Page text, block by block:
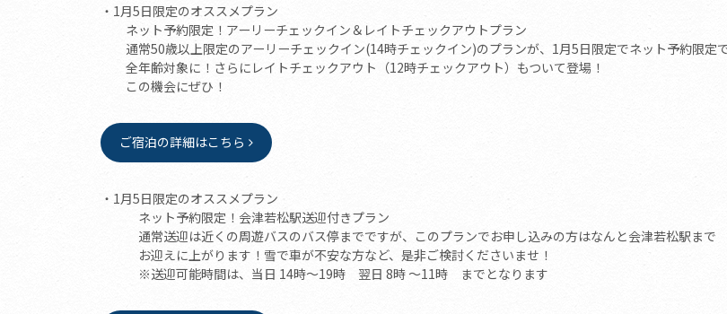
・1月5日限定のオススメプラン
ネット予約限定！アーリーチェックイン＆レイトチェックアウトプラン
通常50歳以上限定のアーリーチェックイン(14時チェックイン)のプランが、1月5日限定でネット予約限定
全年齢対象に！さらにレイトチェックアウト（12時チェックアウト）もついて登場！
この機会にぜひ！
ご宿泊の詳細はこちら
・1月5日限定のオススメプラン
ネット予約限定！会津若松駅送迎付きプラン
通常送迎は近くの周遊バスのバス停までですが、このプランでお申し込みの方はなんと会津若松駅まで
お迎えに上がります！雪で車が不安な方など、是非ご検討くださいませ！
※送迎可能時間は、当日 14時〜19時 翌日 8時 〜11時 までとなります